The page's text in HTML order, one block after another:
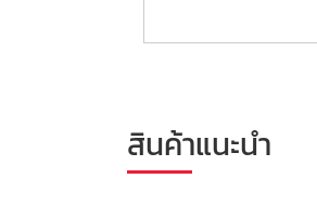
สินค้าแนะนำ